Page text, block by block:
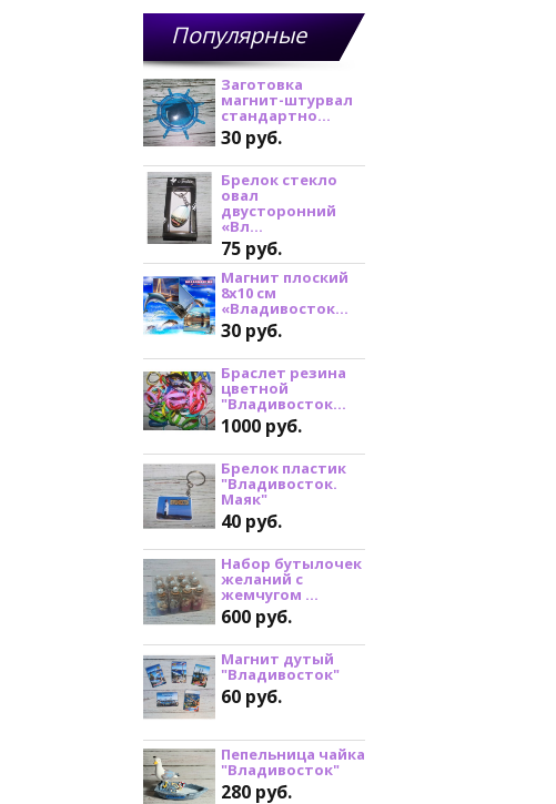
Популярные
товарыЗаготовка
магнит-штурвал
стандартно...
30 руб.
Брелок стекло
овал
двусторонний
«Вл...
75 руб.
Магнит плоский
8х10 см
«Владивосток...
30 руб.
Браслет резина
цветной
"Владивосток...
1000 руб.
Брелок пластик
"Владивосток.
Маяк"
40 руб.
Набор бутылочек
желаний с
жемчугом ...
600 руб.
Магнит дутый
"Владивосток"
60 руб.
Пепельница чайка
"Владивосток"
280 руб.